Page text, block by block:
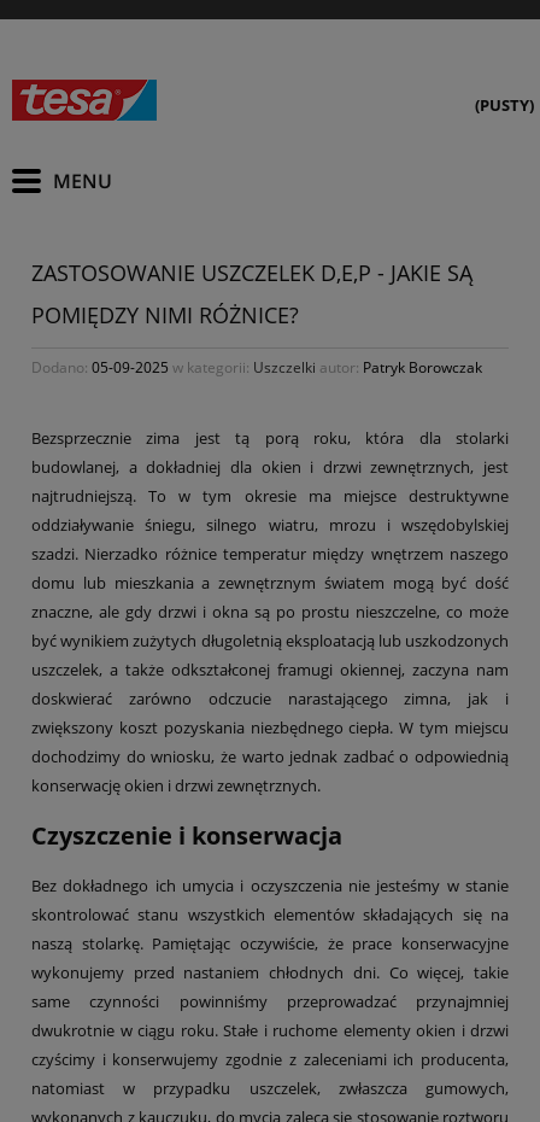
(PUSTY)
ZASTOSOWANIE USZCZELEK D,E,P - JAKIE SĄ
POMIĘDZY NIMI RÓŻNICE?
Dodano: 05-09-2025 w kategorii: Uszczelki autor: Patryk Borowczak
Bezsprzecznie zima jest tą porą roku, która dla stolarki
budowlanej, a dokładniej dla okien i drzwi zewnętrznych, jest
najtrudniejszą. To w tym okresie ma miejsce destruktywne
oddziaływanie śniegu, silnego wiatru, mrozu i wszędobylskiej
szadzi. Nierzadko różnice temperatur między wnętrzem naszego
domu lub mieszkania a zewnętrznym światem mogą być dość
znaczne, ale gdy drzwi i okna są po prostu nieszczelne, co może
być wynikiem zużytych długoletnią eksploatacją lub uszkodzonych
uszczelek, a także odkształconej framugi okiennej, zaczyna nam
doskwierać zarówno odczucie narastającego zimna, jak i
zwiększony koszt pozyskania niezbędnego ciepła. W tym miejscu
dochodzimy do wniosku, że warto jednak zadbać o odpowiednią
konserwację okien i drzwi zewnętrznych.
Czyszczenie i konserwacja
Bez dokładnego ich umycia i oczyszczenia nie jesteśmy w stanie
skontrolować stanu wszystkich elementów składających się na
naszą stolarkę. Pamiętając oczywiście, że prace konserwacyjne
wykonujemy przed nastaniem chłodnych dni. Co więcej, takie
same czynności powinniśmy przeprowadzać przynajmniej
dwukrotnie w ciągu roku. Stałe i ruchome elementy okien i drzwi
czyścimy i konserwujemy zgodnie z zaleceniami ich producenta,
natomiast w przypadku uszczelek, zwłaszcza gumowych,
wykonanych z kauczuku, do mycia zaleca się stosowanie roztworu